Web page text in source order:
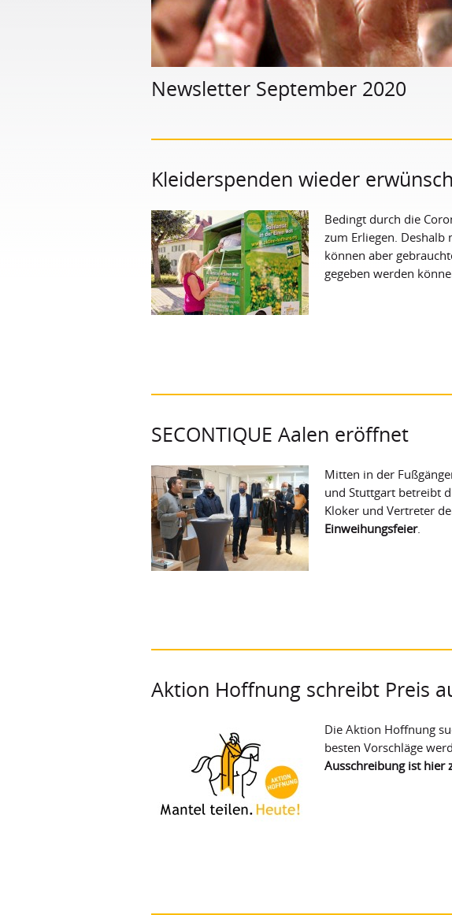
Newsletter September 2020
Kleiderspenden wieder
Bedingt durch die
zum Erliegen.
können aber
gegeben werden
SECONTIQUE Aalen eröffnet
Mitten in der
und Stuttgart betreibt
Kloker und Vertreter
Einweihungsfeier.
Aktion Hoffnung schreibt Preis
Die Aktion Hoffnung
besten Vorschläge
Ausschreibung ist hier